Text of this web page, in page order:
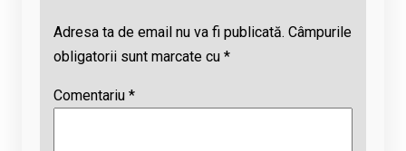
Adresa ta de email nu va fi publicată. Câmpurile
obligatorii sunt marcate cu *
Comentariu *